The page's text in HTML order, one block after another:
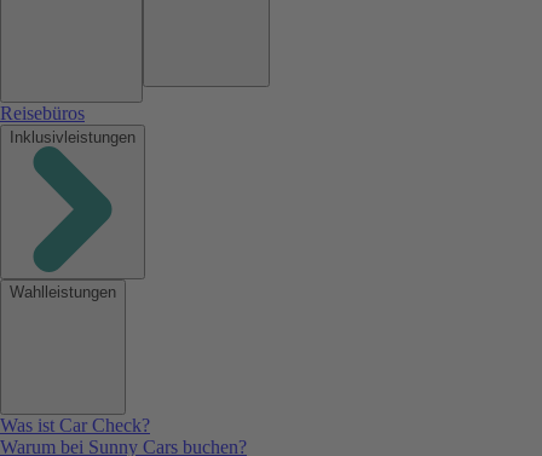
Reisebüros
Inklusivleistungen
Wahlleistungen
Was ist Car Check?
Warum bei Sunny Cars buchen?